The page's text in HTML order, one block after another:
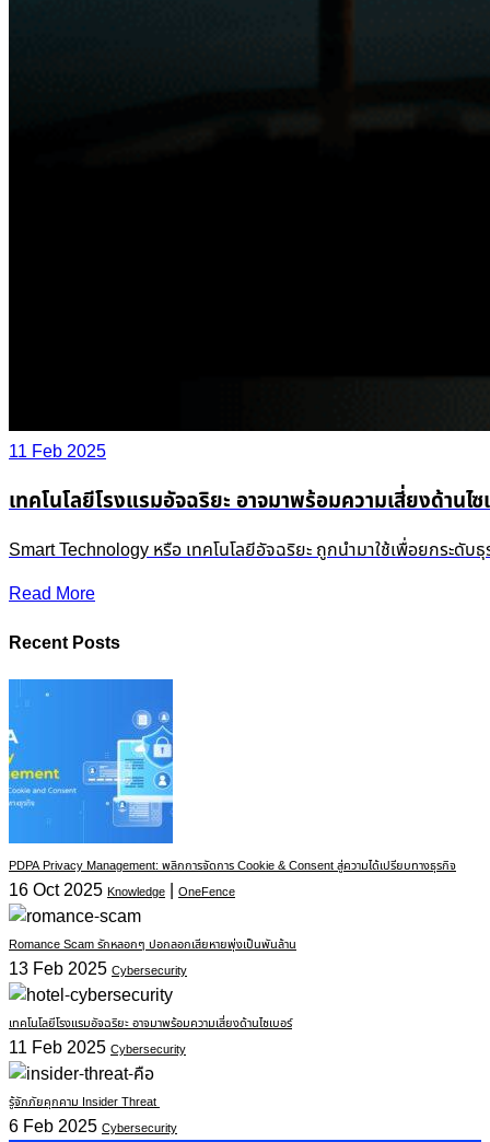
11 Feb 2025
เทคโนโลยีโรงแรมอัจฉริยะ อาจมาพร้อมความเสี่ยงด้านไซ
Smart Technology หรือ เทคโนโลยีอัจฉริยะ ถูกนำมาใช้เพื่อยกระดั
Read More
Recent Posts
PDPA Privacy Management: พลิกการจัดการ Cookie & Consent สู่ความได้เปรียบทางธุรกิจ
16 Oct 2025 Knowledge | OneFence
Romance Scam รักหลอกๆ ปอกลอกเสียหายพุ่งเป็นพันล้าน
13 Feb 2025 Cybersecurity
เทคโนโลยีโรงแรมอัจฉริยะ อาจมาพร้อมความเสี่ยงด้านไซเบอร์
11 Feb 2025 Cybersecurity
รู้จักภัยคุกคาม Insider Threat
6 Feb 2025 Cybersecurity